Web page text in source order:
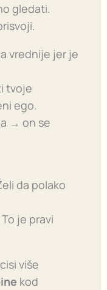
gledati.
vrednije jer je
tvoje
ego.
→ on se
da polako
je pravi
više
kod